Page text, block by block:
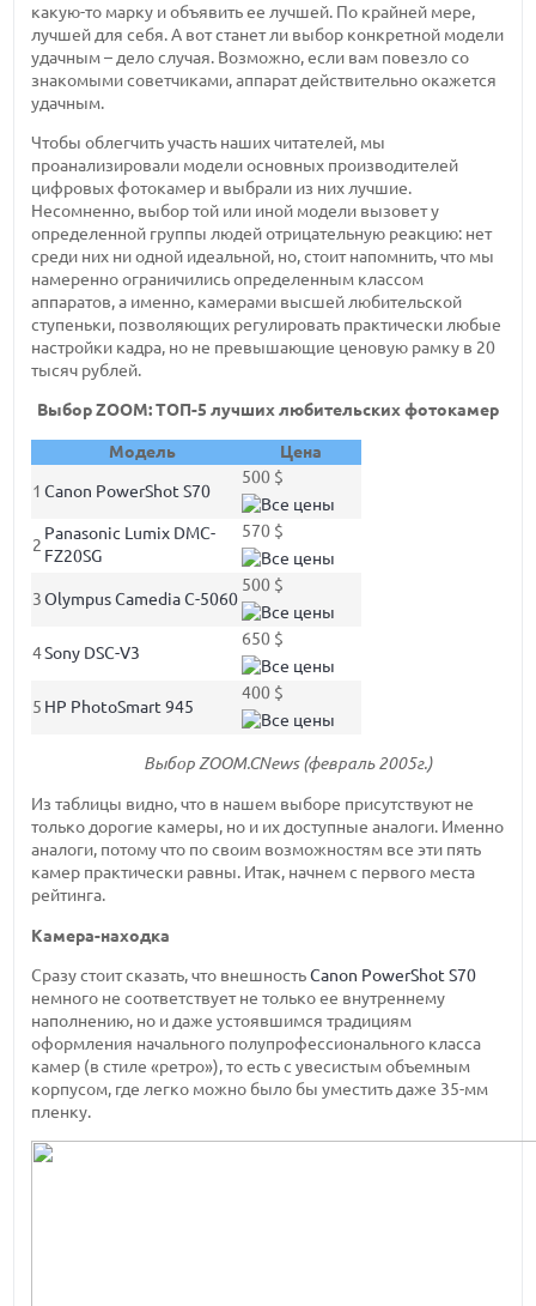
какую-то марку и объявить ее лучшей. По крайней мере,
лучшей для себя. А вот станет ли выбор конкретной модели
удачным – дело случая. Возможно, если вам повезло со
знакомыми советчиками, аппарат действительно окажется
удачным.
Чтобы облегчить участь наших читателей, мы
проанализировали модели основных производителей
цифровых фотокамер и выбрали из них лучшие.
Несомненно, выбор той или иной модели вызовет у
определенной группы людей отрицательную реакцию: нет
среди них ни одной идеальной, но, стоит напомнить, что мы
намеренно ограничились определенным классом
аппаратов, а именно, камерами высшей любительской
ступеньки, позволяющих регулировать практически любые
настройки кадра, но не превышающие ценовую рамку в 20
тысяч рублей.
Выбор ZOOM: ТОП-5 лучших любительских фотокамер
Модель Цена
1 Canon PowerShot S70
500 $
2
Panasonic Lumix DMC-
FZ20SG
570 $
3 Olympus Camedia C-5060
500 $
4Sony DSC-V3
650 $
5 HP PhotoSmart 945
400 $
Выбор ZOOM.CNews (февраль 2005г.)
Из таблицы видно, что в нашем выборе присутствуют не
только дорогие камеры, но и их доступные аналоги. Именно
аналоги, потому что по своим возможностям все эти пять
камер практически равны. Итак, начнем с первого места
рейтинга.
Камера-находка
Сразу стоит сказать, что внешностьCanon PowerShot S70
немного не соответствует не только ее внутреннему
наполнению, но и даже устоявшимся традициям
оформления начального полупрофессионального класса
камер (в стиле «ретро»), то есть с увесистым объемным
корпусом, где легко можно было бы уместить даже 35-мм
пленку.